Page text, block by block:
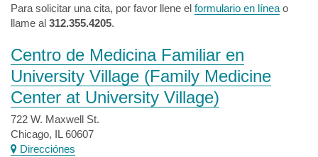
Para solicitar una cita, por favor llene el formulario en línea o
llame al 312.355.4205.
Centro de Medicina Familiar en
University Village (Family Medicine
Center at University Village)
722 W. Maxwell St.
Chicago, IL 60607
Direcciónes